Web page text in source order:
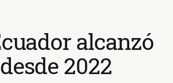
alcanzó
2022